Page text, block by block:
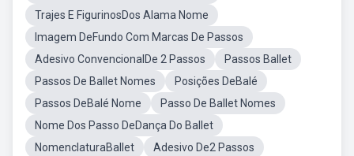
Trajes E FigurinosDos Alama Nome
Imagem DeFundo Com Marcas De Passos
Adesivo ConvencionalDe 2 Passos
Passos Ballet
Passos De Ballet Nomes
Posições DeBalé
Passos DeBalé Nome
Passo De Ballet Nomes
Nome Dos Passo DeDança Do Ballet
NomenclaturaBallet
Adesivo De2 Passos